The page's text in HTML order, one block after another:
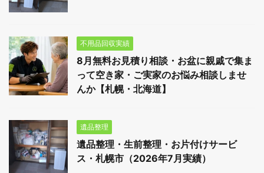
不用品回収実績
8月無料お見積り相談・お盆に親戚で集ま
って空き家・ご実家のお悩み相談しませ
んか【札幌・北海道】
遺品整理
遺品整理・生前整理・お片付けサービ
ス・札幌市（2026年7月実績）